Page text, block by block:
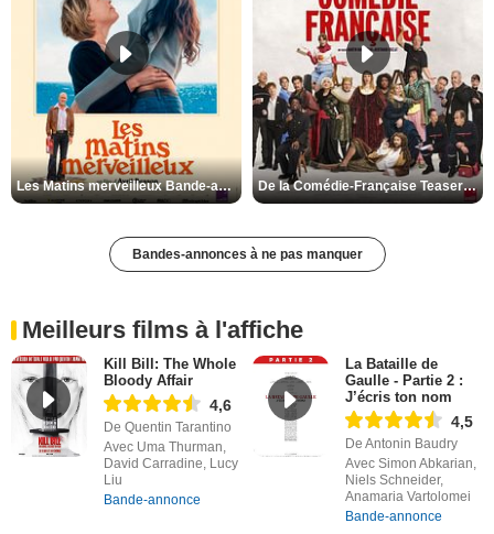
Les Matins merveilleux Bande-annonce VF De la Comédie-Française Teaser VF
Bandes-annonces à ne pas manquer
Meilleurs films à l'affiche
Kill Bill: The Whole
Bloody Affair
4,6
De Quentin Tarantino
Avec Uma Thurman,
David Carradine, Lucy
Liu
Bande-annonce
La Bataille de
Gaulle - Partie 2 :
J’écris ton nom
4,5
De Antonin Baudry
Avec Simon Abkarian,
Niels Schneider,
Anamaria Vartolomei
Bande-annonce